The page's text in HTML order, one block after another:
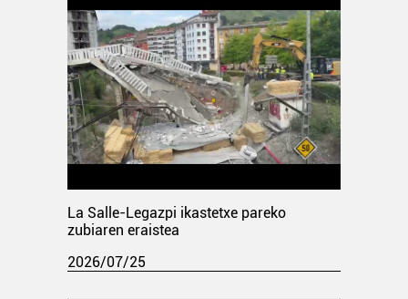
La Salle-Legazpi ikastetxe pareko
zubiaren eraistea
2026/07/25